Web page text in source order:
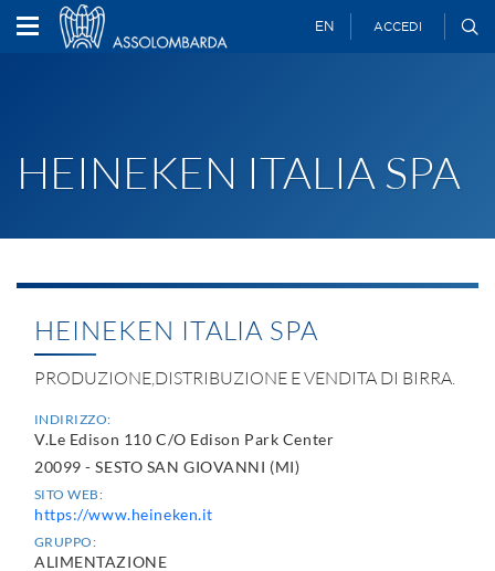
EN ACCEDI
HEINEKEN ITALIA SPA
HEINEKEN ITALIA SPA
PRODUZIONE,DISTRIBUZIONE E VENDITA DI BIRRA.
INDIRIZZO:
V.Le Edison 110 C/O Edison Park Center
20099 - SESTO SAN GIOVANNI (MI)
SITO WEB:
https://www.heineken.it
GRUPPO:
ALIMENTAZIONE